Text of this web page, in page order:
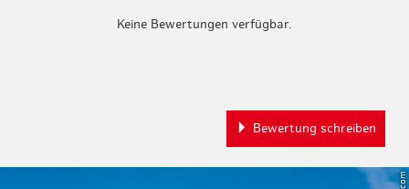
Keine Bewertungen verfügbar.
Bewertung schreiben